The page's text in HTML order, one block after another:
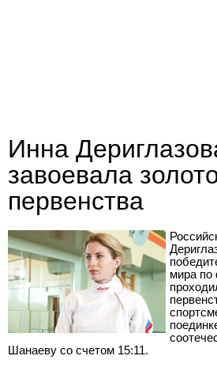
Инна
завоевала
первенства
мира по
Шанаеву со счетом 15:11.